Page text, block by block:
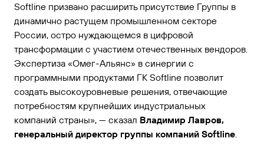
Softline призвано расширить присутствие Группы в
динамично растущем промышленном секторе
России, остро нуждающемся в цифровой
трансформации с участием отечественных вендоров.
Экспертиза «Омег-Альянс» в синергии с
программными продуктами ГК Softline позволит
создать высокоуровневые решения, отвечающие
потребностям крупнейших индустриальных
компаний страны», — сказал Владимир Лавров,
генеральный директор группы компаний Softline.